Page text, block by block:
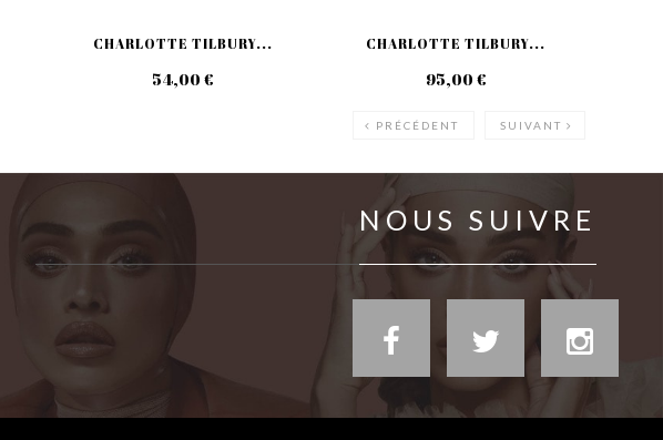
CHARLOTTE TILBURY...
54,00 €
CHARLOTTE TILBURY...
95,00 €
PRÉCÉDENT SUIVANT
NOUS SUIVRE